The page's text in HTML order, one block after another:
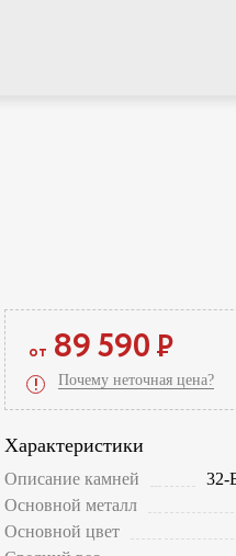
от 89 590Р
! Почему неточная цена?
Характеристики
Описание камней
32-
Основной металл
Основной цвет